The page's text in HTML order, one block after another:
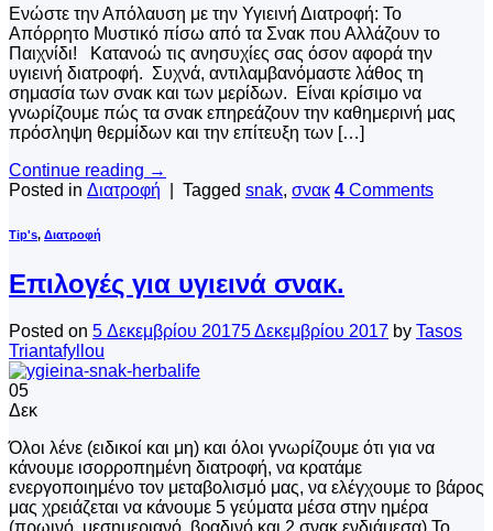
Ενώστε την Απόλαυση με την Υγιεινή Διατροφή: Το
Απόρρητο Μυστικό πίσω από τα Σνακ που Αλλάζουν το
Παιχνίδι! Κατανοώ τις ανησυχίες σας όσον αφορά την
υγιεινή διατροφή. Συχνά, αντιλαμβανόμαστε λάθος τη
σημασία των σνακ και των μερίδων. Είναι κρίσιμο να
γνωρίζουμε πώς τα σνακ επηρεάζουν την καθημερινή μας
πρόσληψη θερμίδων και την επίτευξη των […]
Continue reading →
Posted in Διατροφή Tagged snak, σνακ 4 Comments
Tip's, Διατροφή
Επιλογές για υγιεινά σνακ.
Posted on 5 Δεκεμβρίου 20175 Δεκεμβρίου 2017 by Tasos
Triantafyllou
05
Δεκ
Όλοι λένε (ειδικοί και μη) και όλοι γνωρίζουμε ότι για να
κάνουμε ισορροπημένη διατροφή, να κρατάμε
ενεργοποιημένο τον μεταβολισμό μας, να ελέγχουμε το βάρος
μας χρειάζεται να κάνουμε 5 γεύματα μέσα στην ημέρα